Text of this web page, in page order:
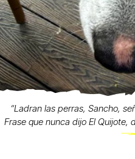
“Ladran las perras, Sancho,
Frase que nunca dijo El Quijote,